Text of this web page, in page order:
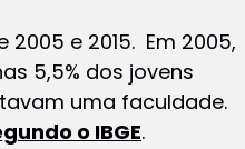
e 2015. Em 2005,
5,5% dos jovens
uma faculdade.
o IBGE.